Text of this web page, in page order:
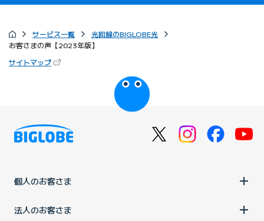
るのも良い。
他の声をみる
サービス一覧
光回線のBIGLOBE光
お客さまの声【2023年版】
サイトマップ（新しいタブで開きます）
個人のお客さま
法人のお客さま